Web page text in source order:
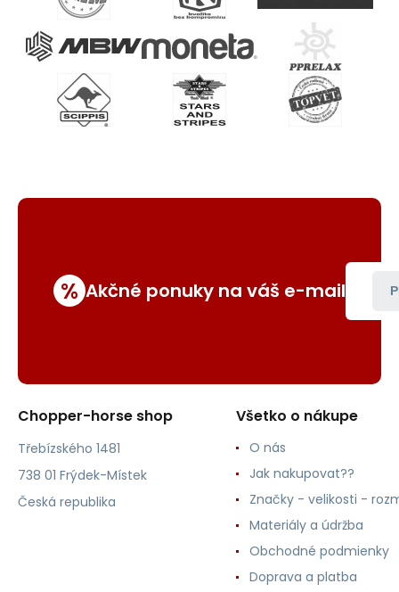
% Akčné ponuky na váš e-mail
Chopper-horse shop
Třebízského 1481
738 01 Frýdek-Místek
Česká republika
Všetko o nákupe
O nás
Jak nakupovat??
Značky - velikosti -
Materiály a údržba
Obchodné podmienky
Doprava a platba